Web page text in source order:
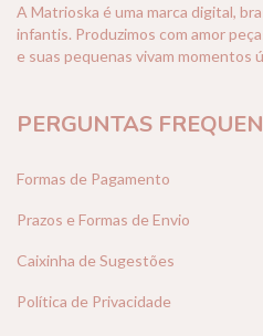
A Matrioska é uma marca digital,
infantis. Produzimos com amor
e suas pequenas vivam momentos
PERGUNTAS
Formas de Pagamento
Prazos e Formas de Envio
Caixinha de Sugestões
Política de Privacidade